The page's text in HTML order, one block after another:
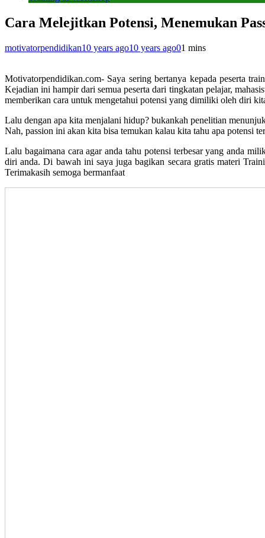
Cara Melejitkan Potensi, Menemukan
motivatorpendidikan10 years ago10 years ago01 mins
Motivatorpendidikan.com- Saya sering bertanya kepada peserta
Kejadian ini hampir dari semua peserta dari tingkatan pelajar,
memberikan cara untuk mengetahui potensi yang dimiliki oleh diri
Lalu dengan apa kita menjalani hidup? bukankah penelitian
Nah, passion ini akan kita bisa temukan kalau kita tahu apa potensi
Lalu bagaimana cara agar anda tahu potensi terbesar yang anda
diri anda. Di bawah ini saya juga bagikan secara gratis materi
Terimakasih semoga bermanfaat